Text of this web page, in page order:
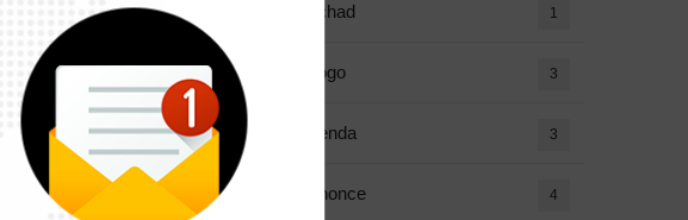
Tchad 1
Togo 3
Agenda 3
Annonce 4